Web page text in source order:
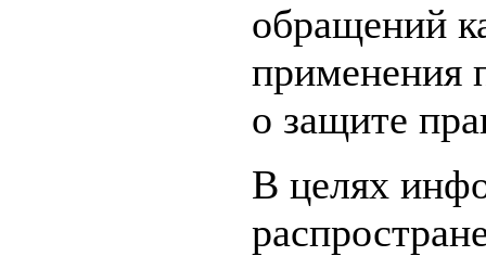
обращений
применения
о защите
В целях